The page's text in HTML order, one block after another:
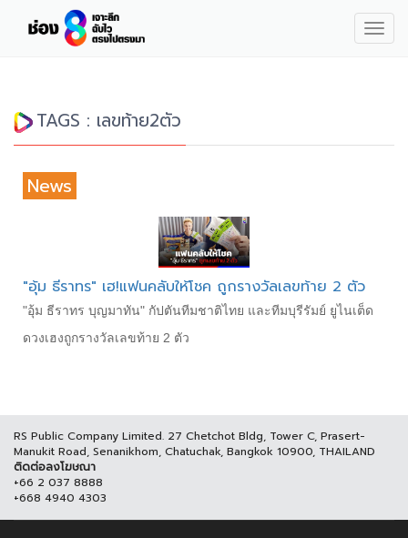
TAGS : เลขท้าย2ตัว
News
"อุ้ม ธีราทร" เฮ!แฟนคลับให้โชค ถูกรางวัลเลขท้าย 2 ตัว
"อุ้ม ธีราทร บุญมาทัน" กัปตันทีมชาติไทย และทีมบุรีรัมย์ ยูไนเต็ด
ดวงเฮงถูกรางวัลเลขท้าย 2 ตัว
RS Public Company Limited. 27 Chetchot Bldg, Tower C, Prasert-
Manukit Road, Senanikhom, Chatuchak, Bangkok 10900, THAILAND
ติดต่อลงโฆษณา
+66 2 037 8888
+668 4940 4303